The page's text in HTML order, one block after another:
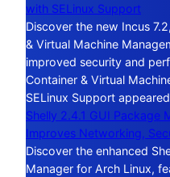
with SELinux Support
Discover the new Incus
& Virtual Machine
improved security and
Container & Virtual
SELinux Support
Shelly 2.4.1 GUI Package
Improves Networking,
Discover the enhanced
Manager for Arch Linux,